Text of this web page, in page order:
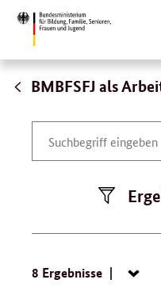
Direktlink:
BMBFSFJ als
Suchbegriff
Suche:
8 Ergebnisse